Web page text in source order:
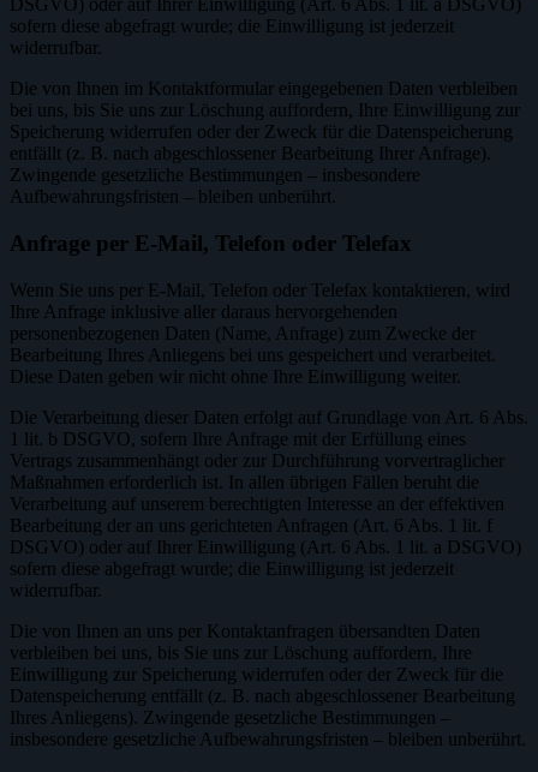
DSGVO) oder auf Ihrer Einwilligung (Art. 6 Abs. 1 lit. a DSGVO)
sofern diese abgefragt wurde; die Einwilligung ist jederzeit
widerrufbar.
Die von Ihnen im Kontaktformular eingegebenen Daten verbleiben
bei uns, bis Sie uns zur Löschung auffordern, Ihre Einwilligung zur
Speicherung widerrufen oder der Zweck für die Datenspeicherung
entfällt (z. B. nach abgeschlossener Bearbeitung Ihrer Anfrage).
Zwingende gesetzliche Bestimmungen – insbesondere
Aufbewahrungsfristen – bleiben unberührt.
Anfrage per E-Mail, Telefon oder Telefax
Wenn Sie uns per E-Mail, Telefon oder Telefax kontaktieren, wird
Ihre Anfrage inklusive aller daraus hervorgehenden
personenbezogenen Daten (Name, Anfrage) zum Zwecke der
Bearbeitung Ihres Anliegens bei uns gespeichert und verarbeitet.
Diese Daten geben wir nicht ohne Ihre Einwilligung weiter.
Die Verarbeitung dieser Daten erfolgt auf Grundlage von Art. 6 Abs.
1 lit. b DSGVO, sofern Ihre Anfrage mit der Erfüllung eines
Vertrags zusammenhängt oder zur Durchführung vorvertraglicher
Maßnahmen erforderlich ist. In allen übrigen Fällen beruht die
Verarbeitung auf unserem berechtigten Interesse an der effektiven
Bearbeitung der an uns gerichteten Anfragen (Art. 6 Abs. 1 lit. f
DSGVO) oder auf Ihrer Einwilligung (Art. 6 Abs. 1 lit. a DSGVO)
sofern diese abgefragt wurde; die Einwilligung ist jederzeit
widerrufbar.
Die von Ihnen an uns per Kontaktanfragen übersandten Daten
verbleiben bei uns, bis Sie uns zur Löschung auffordern, Ihre
Einwilligung zur Speicherung widerrufen oder der Zweck für die
Datenspeicherung entfällt (z. B. nach abgeschlossener Bearbeitung
Ihres Anliegens). Zwingende gesetzliche Bestimmungen –
insbesondere gesetzliche Aufbewahrungsfristen – bleiben unberührt.